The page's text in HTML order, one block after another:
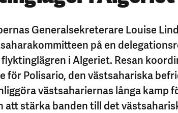
Generalsekreterare Louise
på en
i Algeriet. Resan
för Polisario, den västsahariska
västsahariernas långa kamp
stärka banden till det